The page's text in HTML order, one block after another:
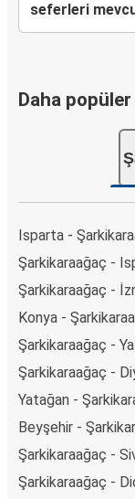
seferleri
Daha
Isparta -
Şarkikaraağaç -
Şarkikaraağaç -
Konya -
Şarkikaraağaç -
Şarkikaraağaç -
Yatağan -
Beyşehir -
Şarkikaraağaç -
Şarkikaraağaç -